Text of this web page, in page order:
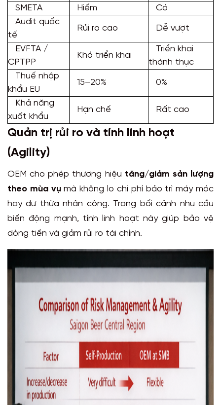
SMETA Hiếm
Có
Audit quốc
tế
Rủi ro cao Dễ vượt
EVFTA /
CPTPP
Khó triển khai
Triển khai
thành thục
Thuế nhập
khẩu EU
15–20% 0%
Khả năng
xuất khẩu
Hạn chế Rất cao
Quản trị rủi ro và tính linh hoạt
(Agility)
OEM cho phép thương hiệu tăng/giảm sản lượng
theo mùa vụmà không lo chi phí bảo trì máy móc
hay dư thừa nhân công. Trong bối cảnh nhu cầu
biến động mạnh, tính linh hoạt này giúp bảo vệ
dòng tiền và giảm rủi ro tài chính.